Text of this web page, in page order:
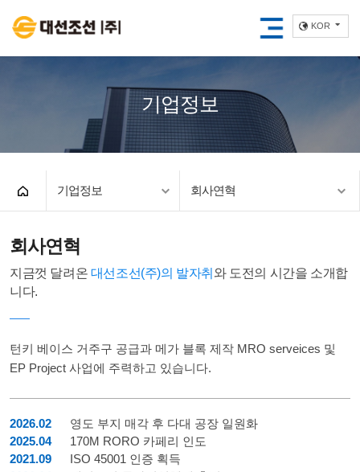
KOR
기업정보
기업정보 회사연혁
회사연혁
지금껏 달려온 대선조선(주)의 발자취와 도전의 시간을 소개합
니다.
턴키 베이스 거주구 공급과 메가 블록 제작 MRO serveices 및
EP Project 사업에 주력하고 있습니다.
2026.02
영도 부지 매각 후 다대 공장 일원화
2025.04
170M RORO 카페리 인도
2021.09
ISO 45001 인증 획득